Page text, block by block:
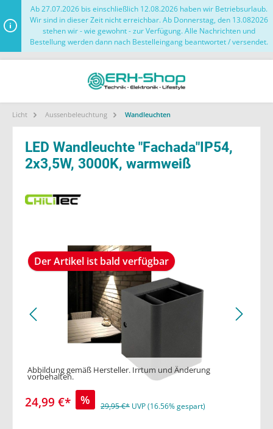
Ab 27.07.2026 bis einschließlich 12.08.2026 haben wir Betriebsurlaub.
Wir sind in dieser Zeit nicht erreichbar. Ab Donnerstag, den 13.082026
stehen wir - wie gewohnt - zur Verfügung. Alle Nachrichten und
Bestellung werden dann nach Bestelleingang beantwortet / versendet.
Licht Aussenbeleuchtung Wandleuchten
LED Wandleuchte "Fachada"IP54,
2x3,5W, 3000K, warmweiß
Der Artikel ist bald verfügbar
Abbildung gemäß Hersteller. Irrtum und Änderung
vorbehalten.
24,99 €* % 29,95 €* UVP (16.56% gespart)